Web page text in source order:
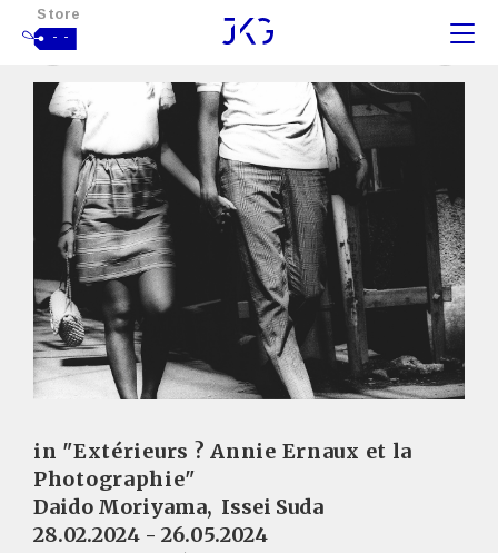
Store
- -
in "Extérieurs ? Annie Ernaux et la
Photographie"
Daido Moriyama, Issei Suda
28.02.2024 - 26.05.2024